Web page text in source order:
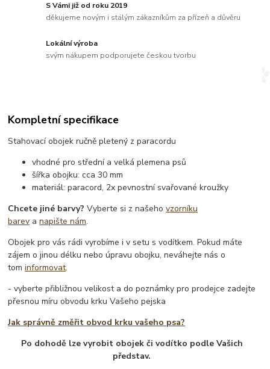
S Vámi již od roku 2019
děkujeme novým i stálým zákazníkům za přízeň a důvěru
Lokální výroba
svým nákupem podporujete českou tvorbu
Kompletní specifikace
Stahovací obojek ručně pletený z paracordu
vhodné pro střední a velká plemena psů
šířka obojku: cca 30 mm
materiál: paracord, 2x pevnostní svařované kroužky
Chcete jiné barvy? Vyberte si z našehovzorníku
barev anapište nám.
Obojek pro vás rádi vyrobíme i v setu s vodítkem. Pokud máte
zájem o jinou délku nebo úpravu obojku, neváhejte nás o
tominformovat.
- vyberte přibližnou velikost a do poznámky pro prodejce zadejte
přesnou míru obvodu krku Vašeho pejska
Jak správně změřit obvod krku vašeho psa?
Po dohodě lze vyrobit obojek či vodítko podle Vašich
představ.